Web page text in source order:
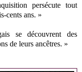
persécute tout
cents ans. »
se découvrent des
de leurs ancêtres. »